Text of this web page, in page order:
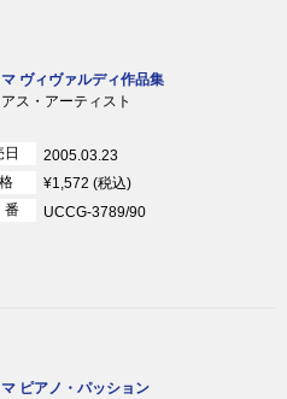
ヴィヴァルディ作品集
ス・アーティスト
日
2005.03.23
¥1,572 (税込)
UCCG-3789/90
ピアノ・パッション